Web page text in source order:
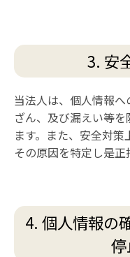
3. 安
当法人は、個人情報
ざん、及び漏えい等
ます。また、安全対策
その原因を特定し是正
4. 個人情報の